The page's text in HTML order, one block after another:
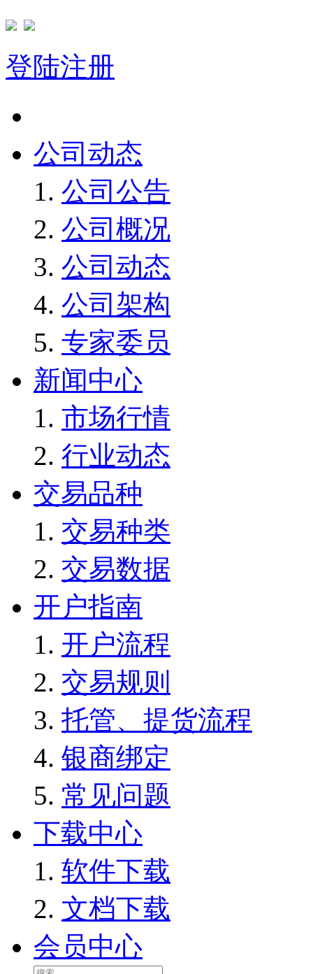
登陆注册
公司动态
公司公告
公司概况
公司动态
公司架构
专家委员
新闻中心
市场行情
行业动态
交易品种
交易种类
交易数据
开户指南
开户流程
交易规则
托管、提货流程
银商绑定
常见问题
下载中心
软件下载
文档下载
会员中心